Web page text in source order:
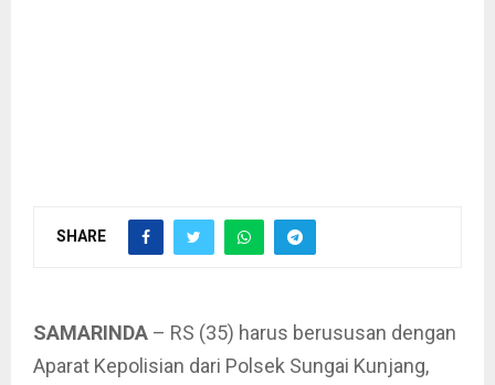
SHARE
SAMARINDA – RS (35) harus berususan dengan
Aparat Kepolisian dari Polsek Sungai Kunjang,